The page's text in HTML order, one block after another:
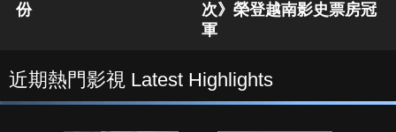
份
次》榮登越南影史票房冠
軍
近期熱門影視 Latest Highlights